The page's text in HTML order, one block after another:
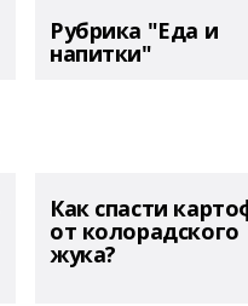
Рубрика "Еда и
напитки"
Как спасти
от колорадского
жука?